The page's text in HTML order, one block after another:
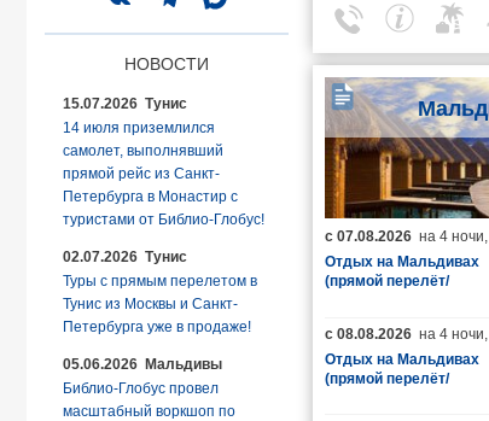
НОВОСТИ
15.07.2026 Тунис
14 июля приземлился
самолет, выполнявший
прямой рейс из Санкт-
Петербурга в Монастир с
туристами от Библио-Глобус!
02.07.2026 Тунис
Туры с прямым перелетом в
Тунис из Москвы и Санкт-
Петербурга уже в продаже!
05.06.2026 Мальдивы
Библио-Глобус провел
масштабный воркшоп по
с 07.08.2026на 4 ночи,
Отдых на Мальдивах
(прямой перелёт/
с 08.08.2026на 4 ночи,
Отдых на Мальдивах
(прямой перелёт/